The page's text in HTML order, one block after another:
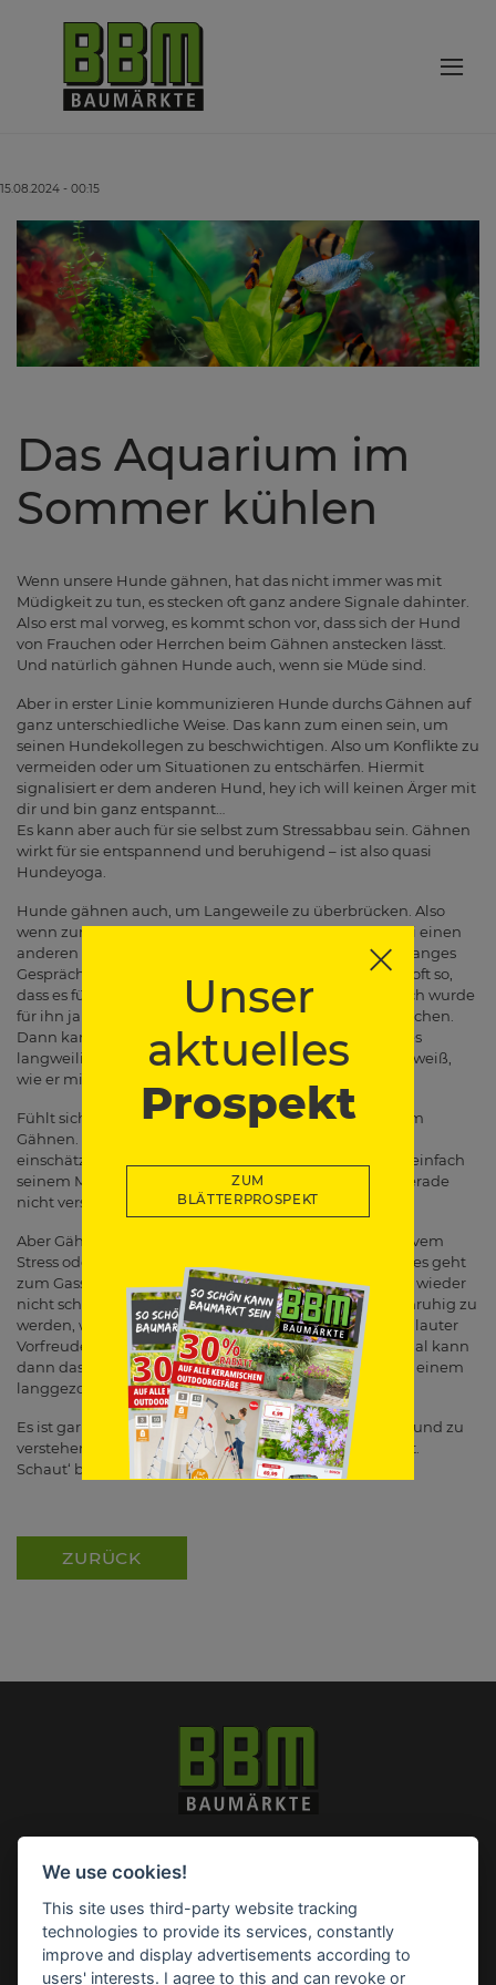
Unser
aktuelles
Prospekt
ZUM
BLÄTTERPROSPEKT
15.08.2024 - 00:15
Das Aquarium im
Sommer kühlen
Wenn unsere Hunde gähnen, hat das nicht immer was mit
Müdigkeit zu tun, es stecken oft ganz andere Signale dahinter.
Also erst mal vorweg, es kommt schon vor, dass sich der Hund
von Frauchen oder Herrchen beim Gähnen anstecken lässt.
Und natürlich gähnen Hunde auch, wenn sie Müde sind.
Aber in erster Linie kommunizieren Hunde durchs Gähnen auf
ganz unterschiedliche Weise. Das kann zum einen sein, um
seinen Hundekollegen zu beschwichtigen. Also um Konflikte zu
vermeiden oder um Situationen zu entschärfen. Hiermit
signalisiert er dem anderen Hund, hey ich will keinen Ärger mit
dir und bin ganz entspannt…
Es kann aber auch für sie selbst zum Stressabbau sein. Gähnen
wirkt für sie entspannend und beruhigend – ist also quasi
Hundeyoga.
Hunde gähnen auch, um Langeweile zu überbrücken. Also
wenn zum Bespiel Frauchen oder Herrchen beim Gassi einen
anderen Menschen treffen, und es beginnt ein endlos langes
Gespräch und es geht einfach nicht weiter. Dann ist es oft so,
dass es für den Hund schnell langweilig wird, schließlich wurde
für ihn ja gerade der spannende Spaziergang unterbrochen.
Dann kann es sein, dass er zum Gähnen anfängt, weil es
langweilig wird oder der Vierbeiner auch gerade nicht weiß,
wie er mit der Situation umgehen soll.
Fühlt sich ein Hund überfordert, kommt es auch oft zum
Gähnen. Hunde können oft Situationen nicht richtig
einschätzen und beruhigen sich so damit. Oder er will einfach
seinem Menschen sagen: ich habe dein Kommando gerade
nicht verstanden, ich weiß nicht, was ich machen soll.
Aber Gähnen kann auch Freude ausdrücken, bei positivem
Stress oder bei Aufregung. Also wenn der Hund merkt, es geht
zum Gassi raus, aber Frauchen oder Herrchen sind mal wieder
nicht schnell genug. Dann fangen die Vierbeiner an unruhig zu
werden, werden ganz aufgeregt und Gähnen dann vor lauter
Vorfreude, weil sie wissen, es geht gleich raus. Manchmal kann
dann das Gähnen dann auch geräuschvoll werden. Mit einem
langgezogenen Ton – so wie bei uns Menschen auch.
Es ist gar nicht so schwer, seinen Hund richtig zu lesen und zu
verstehen, wenn man die Hintergründe besser versteht.
Schaut‘ beim nächsten Gähnen mal genauer hin…
ZURÜCK
Impressum Datenschutz Widerruf-Formular
Cookie-Einstellungen ändern
BBM Baumarkt Barsinghausen
Marie-Curie-Straße 1
30890 Barsinghausen
We use cookies!
This site uses third-party website tracking
technologies to provide its services, constantly
improve and display advertisements according to
users' interests. I agree to this and can revoke or